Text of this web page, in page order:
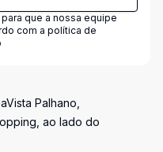
que a nossa equipe
com a política de
Palhano,
ao lado do